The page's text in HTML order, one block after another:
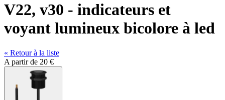
V22, v30 - indicateurs et
voyant lumineux bicolore à led
« Retour à la liste
A partir de 20 €